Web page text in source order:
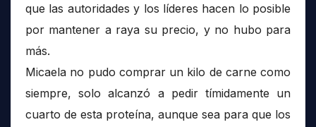
que las autoridades y los líderes hacen lo posible
por mantener a raya su precio, y no hubo para
más.
Micaela no pudo comprar un kilo de carne como
siempre, solo alcanzó a pedir tímidamente un
cuarto de esta proteína, aunque sea para que los